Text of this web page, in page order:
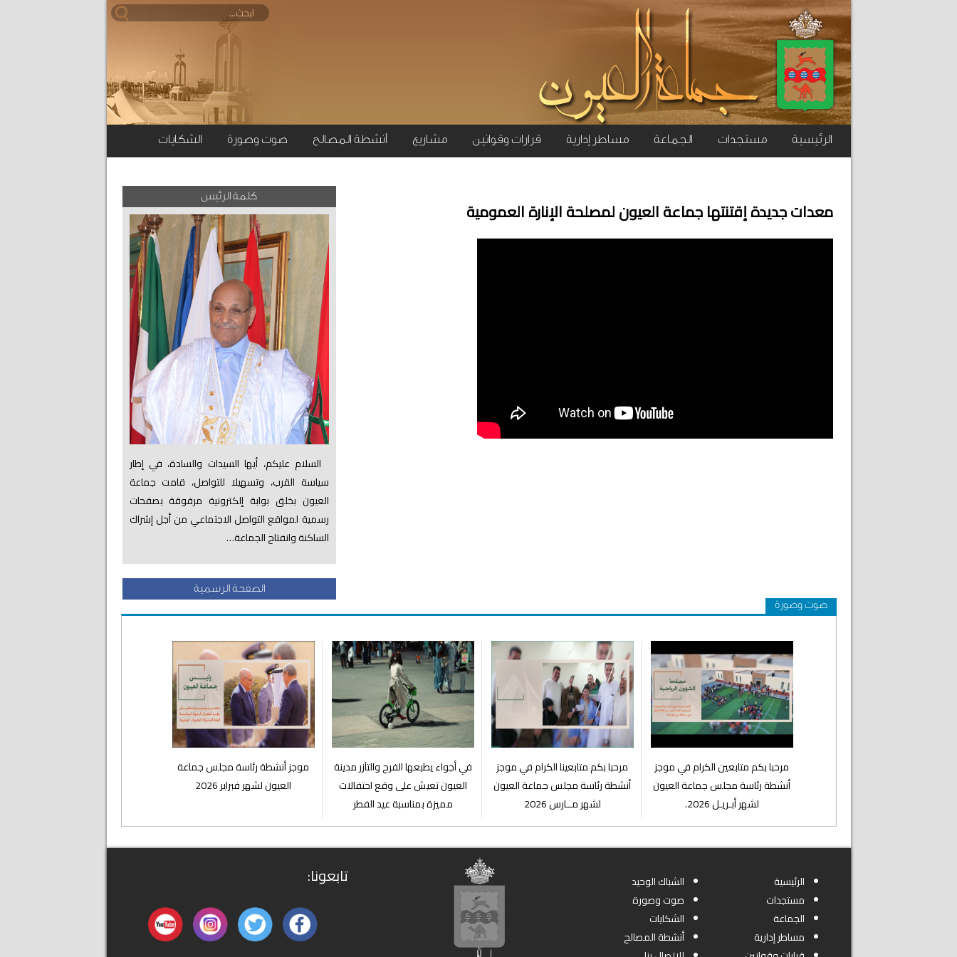
الرئيسية مستجدات الجماعة مساطر إدارية قرارات وقوانين مشاريع أنشطة المصالح صوت وصورة الشكايات
معدات جديدة إقتنتها جماعة العيون لمصلحة الإنارة العمومية
كلمة الرئيس
السلام عليكم، أيها السيدات والسادة، في إطار
سياسة القرب، وتسهيلا للتواصل، قامت جماعة
العيون بخلق بوابة إلكترونية مرفوقة بصفحات
رسمية لمواقع التواصل الاجتماعي من أجل إشراك
الساكنة وانفتاح الجماعة…
الصفحة الرسمية
صوت وصورة
⁨مرحبا بكم متابعين الكرام في موجز
أنشطة رئاسة مجلس جماعة العيون
لشهر أبـريـل 2026.
مرحبا بكم متابعينا الكرام في موجز
أنشطة رئاسة مجلس جماعة العيون
لشهر مــارس 2026
في أجواء يطبعها الفرح والتآزر مدينة
العيون تعيش على وقع احتفالات
مميزة بمناسبة عيد الفطر
موجز أنشطة رئاسة مجلس جماعة
العيون لشهر فبراير 2026
الرئيسية
مستجدات
الجماعة
مساطر إدارية
الشباك الوحيد
صوت وصورة
الشكايات
أنشطة المصالح
تابعونا: